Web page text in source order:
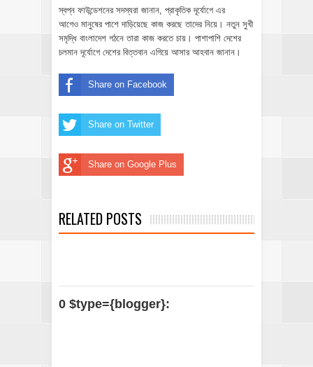
স্বপ্ন ফাউন্ডেশনের সদস্যরা জানান, প্রাকৃতিক দূর্যোগে এর
আগেও মানুষের পাশে দাড়িয়েছে কাজ করছে তাদের নিয়ে। নতুন সুখী
সমৃদ্ধি বাংলাদেশ গঠনে তারা কাজ করতে চায়। পাশাপাশি দেশের
চলমান দূর্যোগে দেশের বিত্তবান এগিয়ে আসার আহবান জানান।
Share on Facebook
Share on Twitter
Share on Google Plus
RELATED POSTS
0 $type={blogger}: